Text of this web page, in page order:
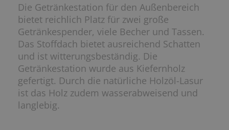
Die Getränkestation für den Außenbereich
bietet reichlich Platz für zwei große
Getränkespender, viele Becher und Tassen.
Das Stoffdach bietet ausreichend Schatten
und ist witterungsbeständig. Die
Getränkestation wurde aus Kiefernholz
gefertigt. Durch die natürliche Holzöl-Lasur
ist das Holz zudem wasserabweisend und
langlebig.